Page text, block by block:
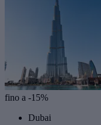
fino a -15%
Dubai